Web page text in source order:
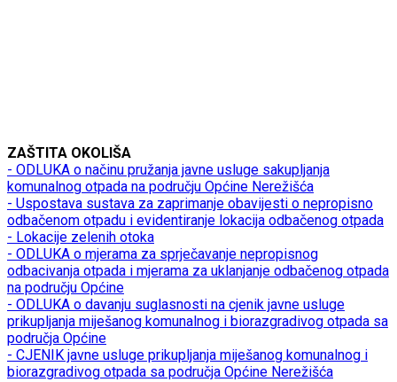
ZAŠTITA OKOLIŠA
- ODLUKA o načinu pružanja javne usluge sakupljanja
komunalnog otpada na području Općine Nerežišća
- Uspostava sustava za zaprimanje obavijesti o nepropisno
odbačenom otpadu i evidentiranje lokacija odbačenog otpada
- Lokacije zelenih otoka
- ODLUKA o mjerama za sprječavanje nepropisnog
odbacivanja otpada i mjerama za uklanjanje odbačenog otpada
na području Općine
- ODLUKA o davanju suglasnosti na cjenik javne usluge
prikupljanja miješanog komunalnog i biorazgradivog otpada sa
područja Općine
- CJENIK javne usluge prikupljanja miješanog komunalnog i
biorazgradivog otpada sa područja Općine Nerežišća